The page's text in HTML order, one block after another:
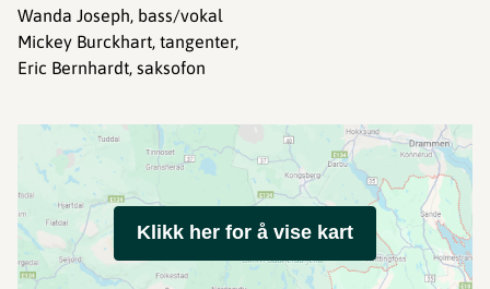
Wanda Joseph, bass/vokal
Mickey Burckhart, tangenter,
Eric Bernhardt, saksofon
Klikk her for å vise kart